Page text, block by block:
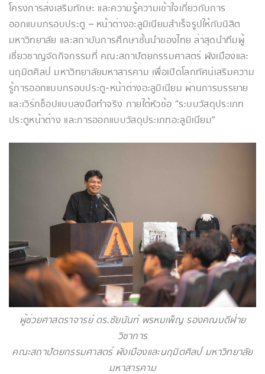
โครงการส่งเสริมทักษะ และความรู้ความเข้าใจเกี่ยวกับการ
ออกแบบกรอบประตู – หน้าต่างอะลูมิเนียมสำเร็จรูปให้กับนิสิต
มหาวิทยาลัย และสถาบันการศึกษาชั้นนำของไทย ล่าสุดนำทีมผู้
เชี่ยวชาญจัดกิจกรรมที่ คณะสถาปัตยกรรมศาสตร์ ผังเมืองและ
นฤมิตศิลป์ มหาวิทยาลัยมหาสารคาม เพื่อเปิดโลกทัศน์เสริมความ
รู้การออกแบบกรอบประตู-หน้าต่างอะลูมิเนียม ผ่านการบรรยาย
และเวิร์กช็อปแบบลงมือทำจริง ภายใต้หัวข้อ “ระบบวัสดุประเภท
ประตูหน้าต่าง และการออกแบบวัสดุประเภทอะลูมิเนียม”
ผู้ช่วยศาสตราจารย์ ดร.ชัยนันท์ พรหมเพ็ญ รองคณบดีฝ่าย
วิชาการ
คณะสถาปัตยกรรมศาสตร์ ผังเมืองและนฤมิตศิลป์ มหาวิทยาลัย
มหาสารคาม